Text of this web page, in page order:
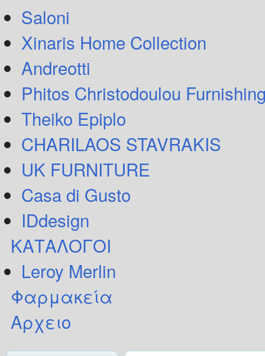
Saloni
Xinaris Home Collection
Andreotti
Phitos Christodoulou
Theiko Epiplo
CHARILAOS STAVRAKIS
UK FURNITURE
Casa di Gusto
IDdesign
ΚΑΤΑΛΟΓΟΙ
Leroy Merlin
Φαρμακεία
Αρχειο